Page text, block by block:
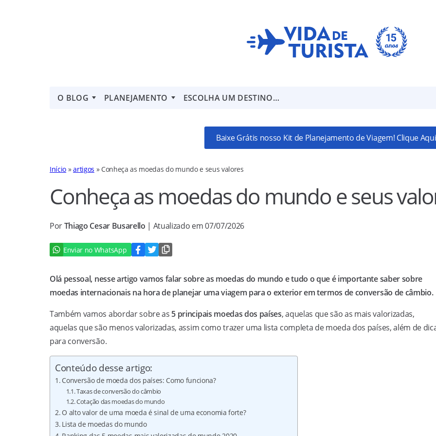
O BLOG PLANEJAMENTO ESCOLHA UM DESTINO…
Baixe Grátis nosso Kit de Planejamento de Viagem! Clique
Início »artigos » Conheça as moedas do mundo e seus valores
Conheça as moedas do mundo e seus
PorThiago Cesar Busarello | Atualizado em 07/07/2026
Enviar no WhatsApp
Olá pessoal, nesse artigo vamos falar sobre as moedas do mundo e tudo o que é importante saber sobre
moedas internacionais na hora de planejar uma viagem para o exterior em termos de conversão de câmbio.
Também vamos abordar sobre as 5 principais moedas dos países, aquelas que são as mais valorizadas,
aquelas que são menos valorizadas, assim como trazer uma lista completa de moeda dos países, além de
para conversão.
Conteúdo desse artigo:
Conversão de moeda dos países: Como funciona?
Taxas de conversão do câmbio
Cotação das moedas do mundo
O alto valor de uma moeda é sinal de uma economia forte?
Lista de moedas do mundo